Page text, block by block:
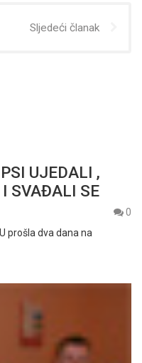
Sljedeći članak
UJEDALI ,
SVAĐALI SE
0
prošla dva dana na